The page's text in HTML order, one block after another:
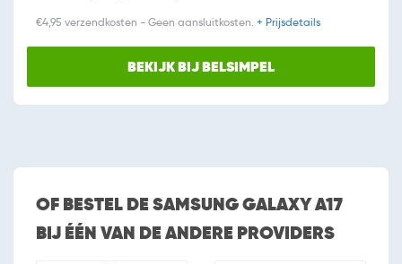
€4,95 verzendkosten - Geen aansluitkosten. + Prijsdetails
BEKIJK BIJ BELSIMPEL
OF BESTEL DE SAMSUNG GALAXY A17
BIJ ÉÉN VAN DE ANDERE PROVIDERS